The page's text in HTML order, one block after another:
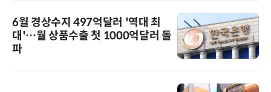
6월 경상수지 497억달러 '역대 최
대'…월 상품수출 첫 1000억달러 돌
파